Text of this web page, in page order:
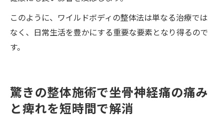
このように、ワイルドボディの整体法は単なる治療では
なく、日常生活を豊かにする重要な要素となり得るので
す。
驚きの整体施術で坐骨神経痛の痛み
と痺れを短時間で解消